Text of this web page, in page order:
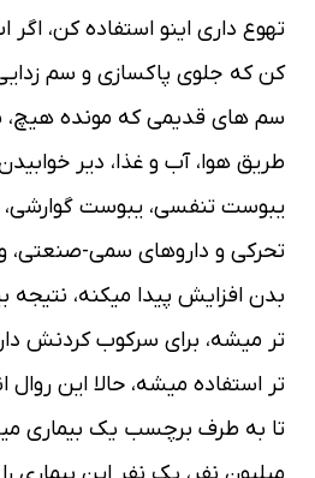
تهوع داري اينو استفاده كن، اگر
كن كه جلوي پاكسازي و سم
سم هاي قديمي كه مونده هيچ،
طريق هوا، آب و غذا، دير
يبوست تنفسي، يبوست
تحركي و داروهاي سمي-صنعتي،
بدن افزايش پيدا ميكنه، نتيجه
تر ميشه، براي سركوب كردنش
تر استفاده ميشه، حالا اين روال
تا به طرف برچسب يك بيماري